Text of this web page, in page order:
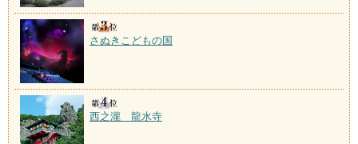
さぬきこどもの国
西之瀧 龍水寺